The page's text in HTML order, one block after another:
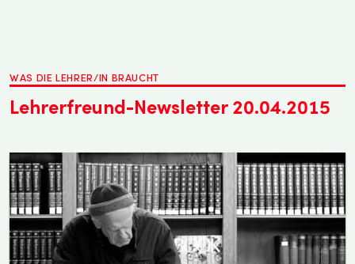
WAS DIE LEHRER/IN BRAUCHT
Lehrerfreund-Newsletter 20.04.2015